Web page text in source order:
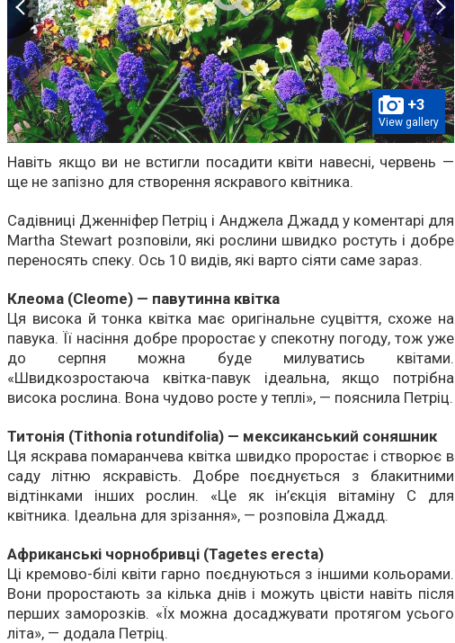
+3
View gallery
Навіть якщо ви не встигли посадити квіти навесні, червень —
ще не запізно для створення яскравого квітника.
Садівниці Дженніфер Петріц і Анджела Джадд у коментарі для
Martha Stewart розповіли, які рослини швидко ростуть і добре
переносять спеку. Ось 10 видів, які варто сіяти саме зараз.
Клеома (Cleome) — павутинна квітка
Ця висока й тонка квітка має оригінальне суцвіття, схоже на
павука. Її насіння добре проростає у спекотну погоду, тож уже
до серпня можна буде милуватись квітами.
«Швидкозростаюча квітка-павук ідеальна, якщо потрібна
висока рослина. Вона чудово росте у теплі», — пояснила Петріц.
Титонія (Tithonia rotundifolia) — мексиканський соняшник
Ця яскрава помаранчева квітка швидко проростає і створює в
саду літню яскравість. Добре поєднується з блакитними
відтінками інших рослин. «Це як ін’єкція вітаміну С для
квітника. Ідеальна для зрізання», — розповіла Джадд.
Африканські чорнобривці (Tagetes erecta)
Ці кремово-білі квіти гарно поєднуються з іншими кольорами.
Вони проростають за кілька днів і можуть цвісти навіть після
перших заморозків. «Їх можна досаджувати протягом усього
літа», — додала Петріц.